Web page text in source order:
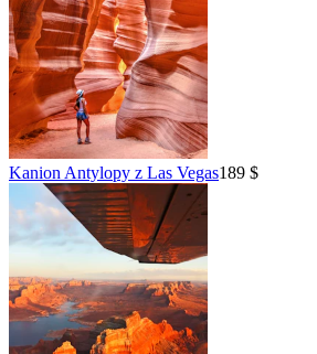
Kanion Antylopy z Las Vegas189 $